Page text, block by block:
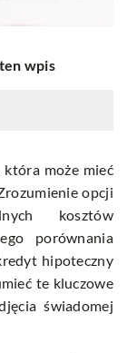
wpis
może mieć
opcji
kosztów
porównania
hipoteczny
te kluczowe
świadomej